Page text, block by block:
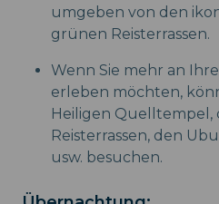
umgeben von den
grünen Reisterrassen.
Wenn Sie mehr an
erleben möchten,
Heiligen Quelltempel,
Reisterrassen, den
usw. besuchen.